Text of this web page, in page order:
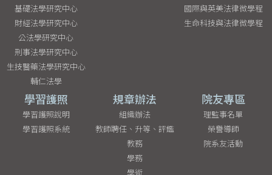
基礎法學研究中心
財經法學研究中心
公法學研究中心
刑事法學研究中心
生技醫藥法學研究中心
輔仁法學
國際與英美法律微學程
生命科技與法律微學程
學習護照
學習護照說明
學習護照系統
規章辦法
組織辦法
教師聘任、升等、評鑑
教務
學務
學術
院友專區
理監事名單
榮譽導師
院系友活動